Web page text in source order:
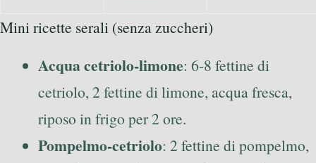
Mini ricette serali (senza zuccheri)
Acqua cetriolo-limone: 6-8 fettine di
cetriolo, 2 fettine di limone, acqua fresca,
riposo in frigo per 2 ore.
Pompelmo-cetriolo: 2 fettine di pompelmo,